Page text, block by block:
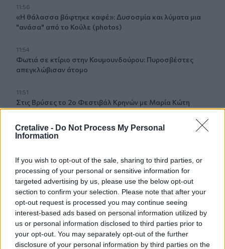
Cretalive - Do Not Process My Personal
Information
If you wish to opt-out of the sale, sharing to third parties, or
processing of your personal or sensitive information for
targeted advertising by us, please use the below opt-out
section to confirm your selection. Please note that after your
opt-out request is processed you may continue seeing
interest-based ads based on personal information utilized by
us or personal information disclosed to third parties prior to
your opt-out. You may separately opt-out of the further
disclosure of your personal information by third parties on the
11:56
«Η θάλασσα βάφτηκε καφέ»: Δυσοσμία και λύματα μια
"ανάσα" από το Κούλε (photos)
11:54
Φωτιά σε κτίριο στην Κουμουνδούρου: Πυροσβέστες
απεγκλώβισαν άτομο
11:51
Στις Βρύσες το 2ο Φεστιβάλ Κρηνών με Μαρία Κώτη
Κωστή Αβυσσινό
11:44
Χερσόνησος: Απέπλευσε παρά την απαγόρευση λόγω
μηχανικής βλάβης
Θεσσαλονίκη: Κατήγγειλε καταδίωξη και εμβολισμό,
διαπιστώθηκε ότι οδηγούσε κλεμμένο αυτοκίνητο